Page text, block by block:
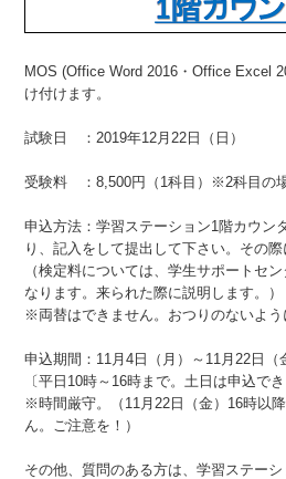
MOS (Office Word 2016・Office Excel
け付けます。
試験日 ：2019年12月22日（日）
受験料 ：8,500円（1科目）※2科目の
申込方法：学習ステーション1階カウン
り、記入をして提出して下さい。その際
（検定料については、学生サポートセ
なります。来られた際に説明します。）
※両替はできません。おつりのないよう
申込期間：11月4日（月）～11月22日（
〔平日10時～16時まで。土日は申込でき
※時間厳守。（11月22日（金）16時以
ん。ご注意を！）
その他、質問のある方は、学習ステーシ